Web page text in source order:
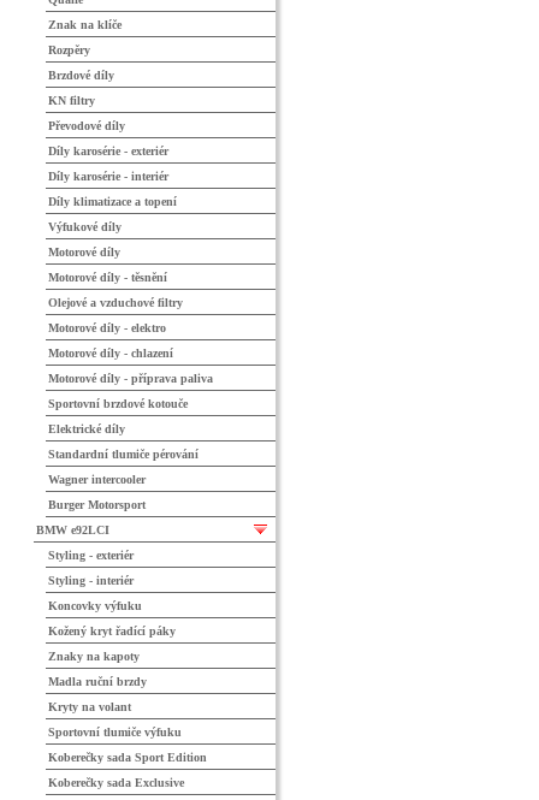
Znak na klíče
Rozpěry
Brzdové díly
KN filtry
Převodové díly
Díly karosérie - exteriér
Díly karosérie - interiér
Díly klimatizace a topení
Výfukové díly
Motorové díly
Motorové díly - těsnění
Olejové a vzduchové filtry
Motorové díly - elektro
Motorové díly - chlazení
Motorové díly - příprava paliva
Sportovní brzdové kotouče
Elektrické díly
Standardní tlumiče pérování
Wagner intercooler
Burger Motorsport
BMW e92LCI
Styling - exteriér
Styling - interiér
Koncovky výfuku
Kožený kryt řadící páky
Znaky na kapoty
Madla ruční brzdy
Kryty na volant
Sportovní tlumiče výfuku
Koberečky sada Sport Edition
Koberečky sada Exclusive